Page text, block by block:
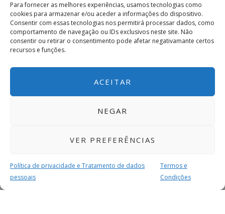
Para fornecer as melhores experiências, usamos tecnologias como
cookies para armazenar e/ou aceder a informações do dispositivo.
Consentir com essas tecnologias nos permitirá processar dados, como
comportamento de navegação ou IDs exclusivos neste site. Não
consentir ou retirar o consentimento pode afetar negativamante certos
recursos e funções.
ACEITAR
NEGAR
VER PREFERÊNCIAS
Política de privacidade e Tratamento de dados
pessoais
Termos e
Condições